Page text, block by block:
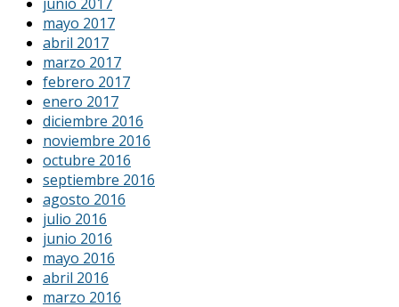
mayo 2017
abril 2017
marzo 2017
febrero 2017
enero 2017
diciembre 2016
noviembre 2016
octubre 2016
septiembre 2016
agosto 2016
julio 2016
junio 2016
mayo 2016
abril 2016
marzo 2016